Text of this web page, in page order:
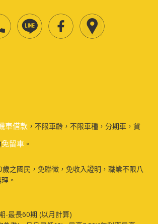
車借款 ，不限車齡，不限車種，分期車，貸
免留車 。
之國民，免聯徵，免收入證明，職業不限八
。
-最長60期 (以月計算)